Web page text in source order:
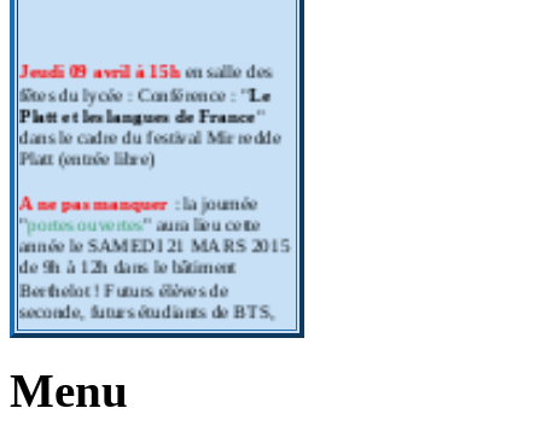
fêtes du lycée : Conférence : "Le
Platt et les langues de France"
dans le cadre du festival Mir redde
Platt (entrée libre)
"portes ouvertes" aura lieu cette
année le SAMEDI 21 MARS 2015
de 9h à 12h dans le bâtiment
Berthelot ! Futurs élèves de
seconde, futurs étudiants de BTS,
vous êtes les bienvenus !!!
Menu